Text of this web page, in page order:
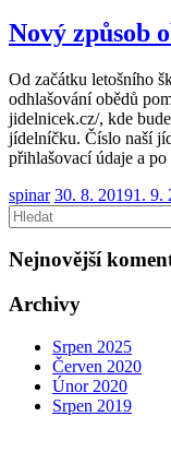
Nový způsob
Od začátku letošního
odhlašování obědů
jidelnicek.cz/, kde
jídelníčku. Číslo naší
přihlašovací údaje a
spinar 30. 8. 20191. 9.
Nejnovější
Archivy
Srpen 2025
Červen 2020
Únor 2020
Srpen 2019